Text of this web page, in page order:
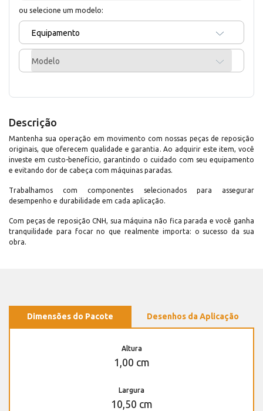
ou selecione um modelo:
Equipamento
Modelo
Descrição
Mantenha sua operação em movimento com nossas peças de reposição
originais, que oferecem qualidade e garantia. Ao adquirir este item, você
investe em custo-benefício, garantindo o cuidado com seu equipamento
e evitando dor de cabeça com máquinas paradas.
Trabalhamos com componentes selecionados para assegurar
desempenho e durabilidade em cada aplicação.
Com peças de reposição CNH, sua máquina não fica parada e você ganha
tranquilidade para focar no que realmente importa: o sucesso da sua
obra.
Dimensões do Pacote Desenhos da Aplicação
Altura
1,00 cm
Largura
10,50 cm